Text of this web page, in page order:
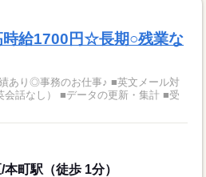
時給1700円☆長期○残業な
務のお仕事♪ ■英文メール対
会話なし） ■データの更新・集計 ■受
町駅（徒歩 1分）